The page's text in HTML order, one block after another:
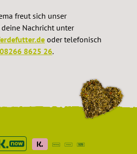
freut sich unser
Nachricht unter
oder telefonisch
08266 8625 26.